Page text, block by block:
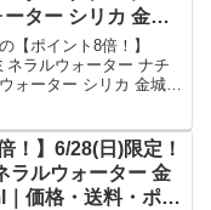
ーター シリカ 金城
ト 送料無料｜価
ント還元まとめ
【ポイント8倍！】
ネラルウォーター ナチ
ォーター シリカ 金城の
ポイント1倍）。実ユー
・平均評価0の商品情
め。
！】6/28(日)限定！
ラルウォーター 金
価格・送料・ポイ